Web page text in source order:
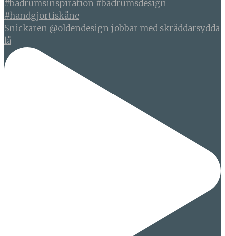
Snickaren @oldendesign jobbar med skräddarsydda
lå